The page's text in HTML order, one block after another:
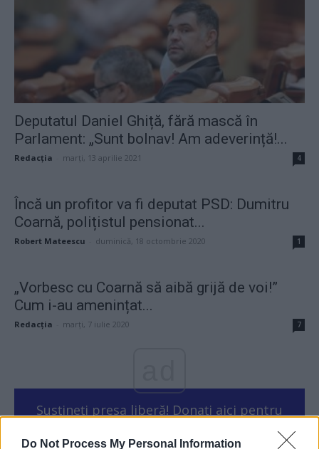
Do Not Process My Personal Information
Deputatul Daniel Ghiță, fără mască în
Parlament: „Sunt bolnav! Am adeverință!...
Redacţia marți, 13 aprilie 2021 4
Încă un profitor va fi deputat PSD: Dumitru
Coarnă, polițistul pensionat...
Robert Mateescu duminică, 18 octombrie 2020 1
„Vorbesc cu Coarnă să aibă grijă de voi!”
Cum i-au amenințat...
Redacţia marți, 7 iulie 2020 7
Susțineți presa liberă! Donați aici pentru